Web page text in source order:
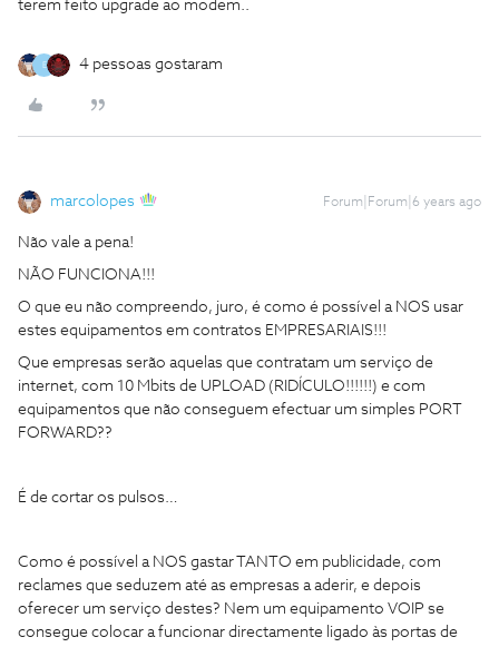
terem feito upgrade ao modem..
E 4 pessoas gostaram
marcolopes Forum|Forum|6 years ago
Não vale a pena!
NÃO FUNCIONA!!!
O que eu não compreendo, juro, é como é possível a NOS usar
estes equipamentos em contratos EMPRESARIAIS!!!
Que empresas serão aquelas que contratam um serviço de
internet, com 10 Mbits de UPLOAD (RIDÍCULO!!!!!!) e com
equipamentos que não conseguem efectuar um simples PORT
FORWARD??
É de cortar os pulsos…
Como é possível a NOS gastar TANTO em publicidade, com
reclames que seduzem até as empresas a aderir, e depois
oferecer um serviço destes? Nem um equipamento VOIP se
consegue colocar a funcionar directamente ligado às portas de